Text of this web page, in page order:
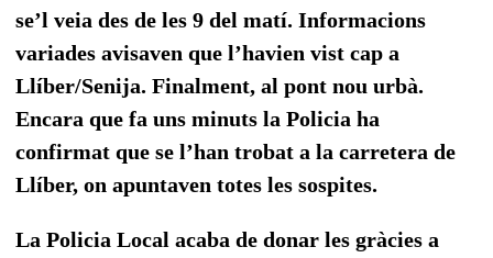
se’l veia des de les 9 del matí. Informacions
variades avisaven que l’havien vist cap a
Llíber/Senija. Finalment, al pont nou urbà.
Encara que fa uns minuts la Policia ha
confirmat que se l’han trobat a la carretera de
Llíber, on apuntaven totes les sospites.
La Policia Local acaba de donar les gràcies a